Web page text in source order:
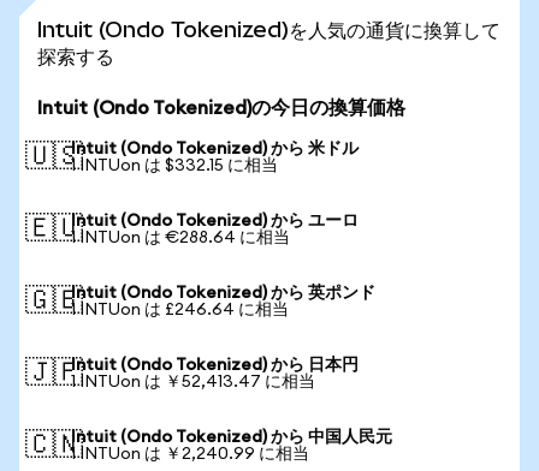
Intuit (Ondo Tokenized)を人気の通貨に換算して
探索する
Intuit (Ondo Tokenized)の今日の換算価格
🇺🇸Intuit (Ondo Tokenized) から 米ドル
1 INTUon は $332.15 に相当
🇪🇺Intuit (Ondo Tokenized) から ユーロ
1 INTUon は €288.64 に相当
🇬🇧Intuit (Ondo Tokenized) から 英ポンド
1 INTUon は £246.64 に相当
🇯🇵Intuit (Ondo Tokenized) から 日本円
1 INTUon は ￥52,413.47 に相当
🇨🇳Intuit (Ondo Tokenized) から 中国人民元
1 INTUon は ￥2,240.99 に相当